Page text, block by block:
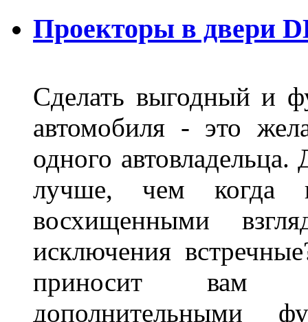
Проекторы в двери
Сделать выгодный и
автомобиля - это
одного
лучше, чем когда
восхищенными
исключения
приносит вам
дополнительными